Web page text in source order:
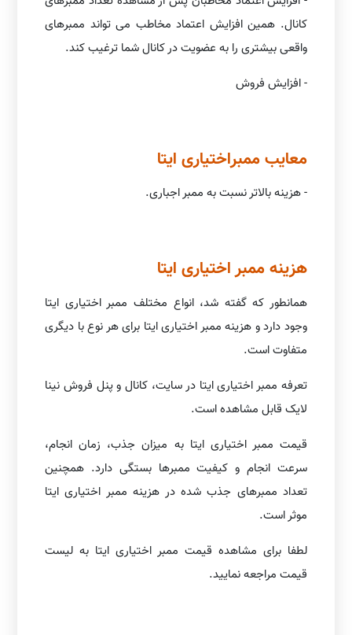
کانال. همین افزایش اعتماد مخاطب می تواند ممبرهای
واقعی بیشتری را به عضویت در کانال شما ترغیب کند.
- افزایش فروش
معایب ممبراختیاری ایتا
- هزینه بالاتر نسبت به ممبر اجباری.
هزینه ممبر اختیاری ایتا
همانطور که گفته شد، انواع مختلف ممبر اختیاری ایتا
وجود دارد و هزینه ممبر اختیاری ایتا برای هر نوع با دیگری
متفاوت است.
تعرفه ممبر اختیاری ایتا در سایت، کانال و پنل فروش نینا
لایک قابل مشاهده است.
قیمت ممبر اختیاری ایتا به میزان جذب، زمان انجام،
سرعت انجام و کیفیت ممبرها بستگی دارد. همچنین
تعداد ممبرهای جذب شده در هزینه ممبر اختیاری ایتا
موثر است.
لطفا برای مشاهده قیمت ممبر اختیاری ایتا به لیست
قیمت مراجعه نمایید.